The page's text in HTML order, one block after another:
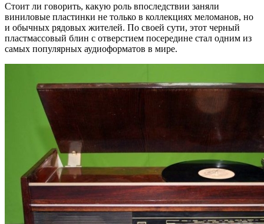
Стоит ли говорить, какую роль впоследствии заняли
виниловые пластинки не только в коллекциях меломанов, но
и обычных рядовых жителей. По своей сути, этот черный
пластмассовый блин с отверстием посередине стал одним из
самых популярных аудиоформатов в мире.